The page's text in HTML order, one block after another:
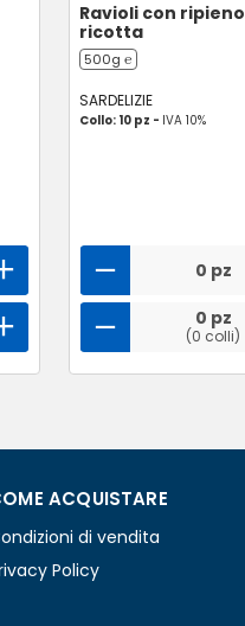
Ravioli con
ricotta
500g ℮
SARDELIZIE
Collo: 10 pz - IVA 10%
0 pz
0 pz
(0 colli)
ACQUISTARE
di vendita
Policy